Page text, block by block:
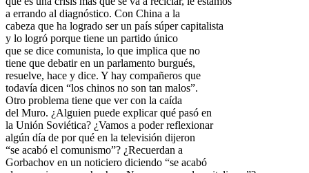
a errando al diagnóstico. Con China a la
cabeza que ha logrado ser un país súper capitalista
y lo logró porque tiene un partido único
que se dice comunista, lo que implica que no
tiene que debatir en un parlamento burgués,
resuelve, hace y dice. Y hay compañeros que
todavía dicen “los chinos no son tan malos”.
Otro problema tiene que ver con la caída
del Muro. ¿Alguien puede explicar qué pasó en
la Unión Soviética? ¿Vamos a poder reflexionar
algún día de por qué en la televisión dijeron
“se acabó el comunismo”? ¿Recuerdan a
Gorbachov en un noticiero diciendo “se acabó